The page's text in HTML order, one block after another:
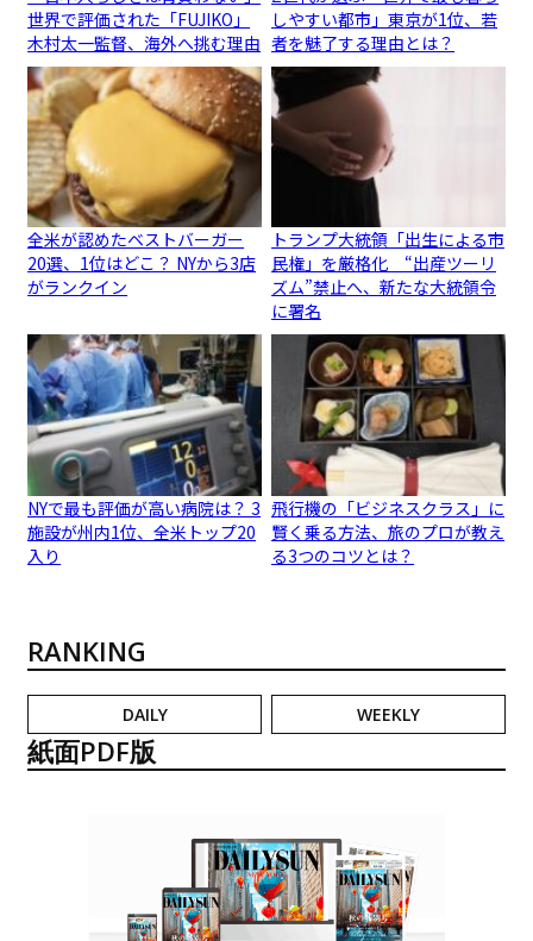
世界で評価された「FUJIKO」
木村太一監督、海外へ挑む理由
しやすい都市」東京が1位、若
者を魅了する理由とは？
全米が認めたベストバーガー
20選、1位はどこ？ NYから3店
がランクイン
トランプ大統領「出生による市
民権」を厳格化 “出産ツーリ
ズム”禁止へ、新たな大統領令
に署名
NYで最も評価が高い病院は？ 3
施設が州内1位、全米トップ20
入り
飛行機の「ビジネスクラス」に
賢く乗る方法、旅のプロが教え
る3つのコツとは？
RANKING
DAILY WEEKLY
紙面PDF版